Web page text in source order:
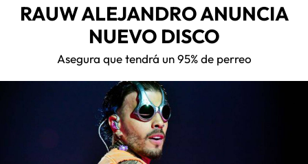
RAUW ALEJANDRO ANUNCIA
NUEVO DISCO
Asegura que tendrá un 95% de perreo